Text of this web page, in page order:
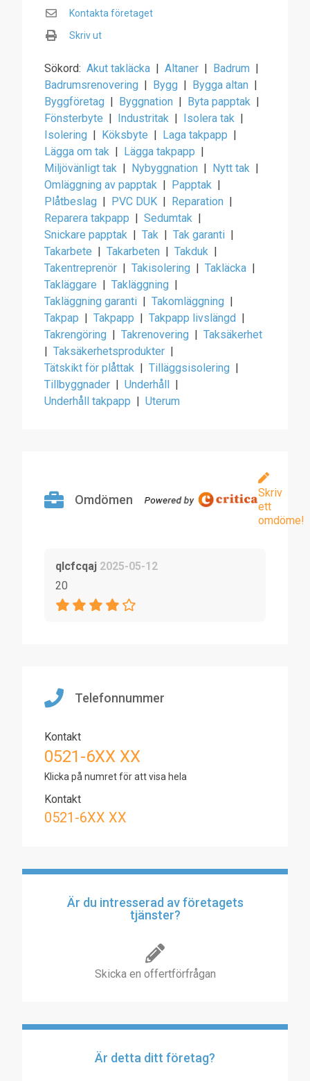
Kontakta företaget
Skriv ut
Sökord: Akut takläcka | Altaner | Badrum |
Badrumsrenovering | Bygg | Bygga altan |
Byggföretag | Byggnation | Byta papptak |
Fönsterbyte | Industritak | Isolera tak |
Isolering | Köksbyte | Laga takpapp |
Lägga om tak | Lägga takpapp |
Miljövänligt tak | Nybyggnation | Nytt tak |
Omläggning av papptak | Papptak |
Plåtbeslag | PVC DUK | Reparation |
Reparera takpapp | Sedumtak |
Snickare papptak | Tak | Tak garanti |
Takarbete | Takarbeten | Takduk |
Takentreprenör | Takisolering | Takläcka |
Takläggare | Takläggning |
Takläggning garanti | Takomläggning |
Takpap | Takpapp | Takpapp livslängd |
Takrengöring | Takrenovering | Taksäkerhet
| Taksäkerhetsprodukter |
Tätskikt för plåttak | Tilläggsisolering |
Tillbyggnader | Underhåll |
Underhåll takpapp | Uterum
Omdömen
Skriv
ett
omdöme!
qlcfcqaj 2025-05-12
20
Telefonnummer
Kontakt
0521-6XX XX
Klicka på numret för att visa hela
Kontakt
0521-6XX XX
Är du intresserad av företagets
tjänster?
Skicka en offertförfrågan
Är detta ditt företag?